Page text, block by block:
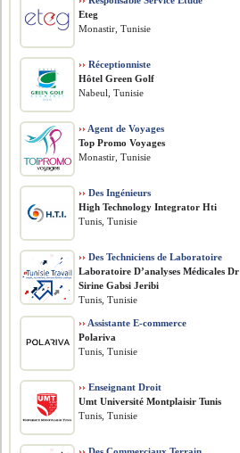
Eteg
Monastir, Tunisie
›› Réceptionniste
Hôtel Green Golf
Nabeul, Tunisie
›› Agent de Voyages
Top Promo Voyages
Monastir, Tunisie
›› Des Ingénieurs
High Technology Integrator Hti
Tunis, Tunisie
›› Des Techniciens de Laboratoire
Laboratoire D’analyses Médicales Dr
Sirine Gabsi Jeribi
Tunis, Tunisie
›› Assistante E-commerce
Polariva
Tunis, Tunisie
›› Enseignant Droit
Umt Université Montplaisir Tunis
Tunis, Tunisie